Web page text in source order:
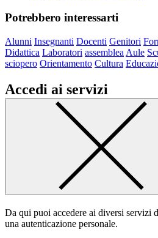
Potrebbero interessarti
Alunni Insegnanti Docenti Genitori
Didattica Laboratori assemblea Aule
sciopero Orientamento Cultura
Accedi ai servizi
Da qui puoi accedere ai diversi servizi
una autenticazione personale.